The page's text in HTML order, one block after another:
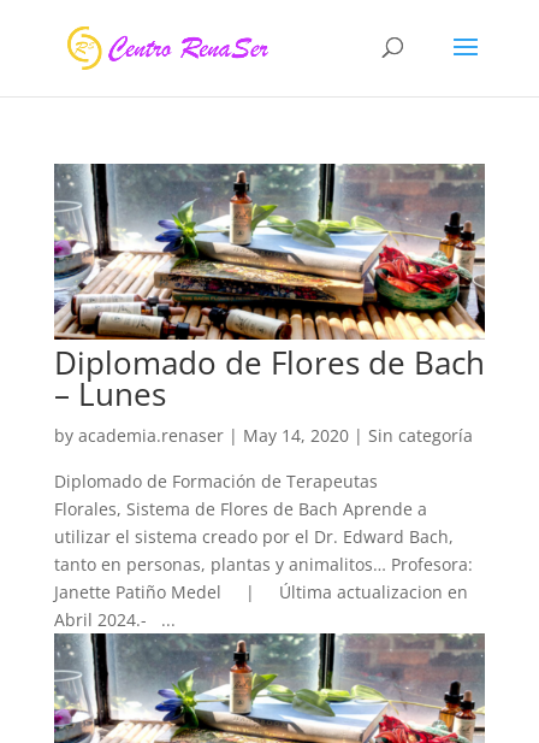
Diplomado de Flores de Bach
– Lunes
by academia.renaser| May 14, 2020| Sin categoría
Diplomado de Formación de Terapeutas
Florales, Sistema de Flores de Bach Aprende a
utilizar el sistema creado por el Dr. Edward Bach,
tanto en personas, plantas y animalitos… Profesora:
Janette Patiño Medel | Última actualizacion en
Abril 2024.- ...